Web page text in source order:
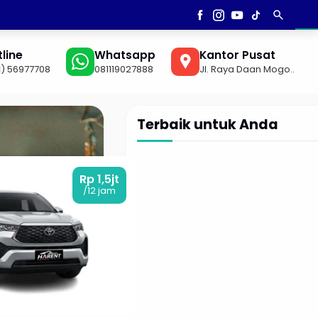
search
56977708
Whatsapp
081119027888
Kantor Pusat
Jl. Raya Daan Mogo..
Terbaik untuk Anda
Rp 1,5jt
/12 jam